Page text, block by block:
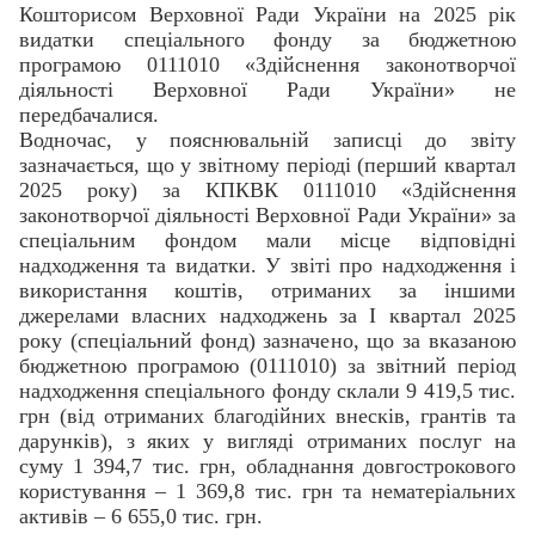
Кошторисом Верховної Ради України на 2025 рік
видатки спеціального фонду за бюджетною
програмою 0111010 «Здійснення законотворчої
діяльності Верховної Ради України» не
передбачалися.
Водночас, у пояснювальній записці до звіту
зазначається, що у звітному періоді (перший квартал
2025 року) за КПКВК 0111010 «Здійснення
законотворчої діяльності Верховної Ради України» за
спеціальним фондом мали місце відповідні
надходження та видатки. У звіті про надходження і
використання коштів, отриманих за іншими
джерелами власних надходжень за І квартал 2025
року (спеціальний фонд) зазначено, що за вказаною
бюджетною програмою (0111010) за звітний період
надходження спеціального фонду склали 9 419,5 тис.
грн (від отриманих благодійних внесків, грантів та
дарунків), з яких у вигляді отриманих послуг на
суму 1 394,7 тис. грн, обладнання довгострокового
користування – 1 369,8 тис. грн та нематеріальних
активів – 6 655,0 тис. грн.